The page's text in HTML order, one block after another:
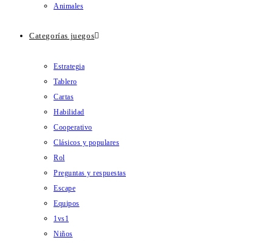
Animales
Categorías juegos
Estrategia
Tablero
Cartas
Habilidad
Cooperativo
Clásicos y populares
Rol
Preguntas y respuestas
Escape
Equipos
1vs1
Niños